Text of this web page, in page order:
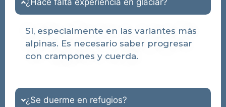
¿Hace falta experiencia en glaciar?
Sí, especialmente en las variantes más
alpinas. Es necesario saber progresar
con crampones y cuerda.
¿Se duerme en refugios?